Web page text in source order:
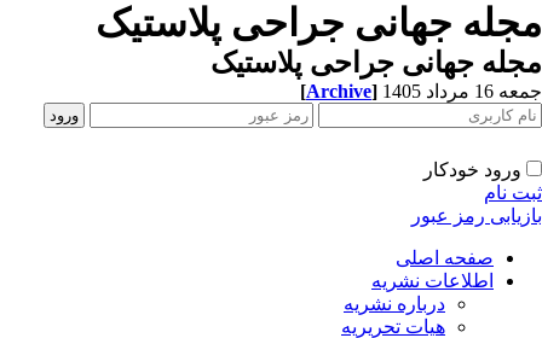
جهانی جراحی پلاستیک
جهانی جراحی پلاستیک
مرداد 1405 [Archive]
ورود خودکار
نام
رمز عبور
صفحه اصلی
اطلاعات نشریه
درباره نشریه
هیات تحریریه